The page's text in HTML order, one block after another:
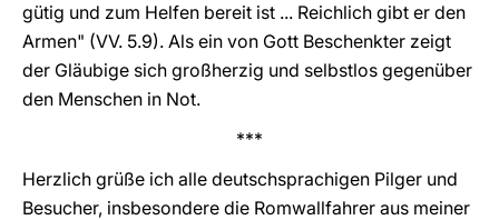
gütig und zum Helfen bereit ist ... Reichlich gibt er den
Armen" (VV. 5.9). Als ein von Gott Beschenkter zeigt
der Gläubige sich großherzig und selbstlos gegenüber
den Menschen in Not.
***
Herzlich grüße ich alle deutschsprachigen Pilger und
Besucher, insbesondere die Romwallfahrer aus meiner